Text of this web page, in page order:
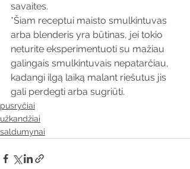
savaites.
*Šiam receptui maisto smulkintuvas
arba blenderis yra būtinas, jei tokio
neturite eksperimentuoti su mažiau
galingais smulkintuvais nepatarčiau,
kadangi ilgą laiką malant riešutus jis
gali perdegti arba sugriūti.
pusryčiai
užkandžiai
saldumynai